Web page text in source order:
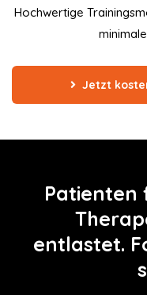
Hochwertige
Jetzt
Patienten
entlastet.